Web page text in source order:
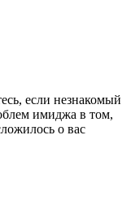
если незнакомый
имиджа в том,
о вас